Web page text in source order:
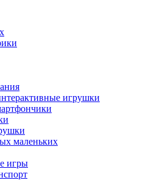
игрушки
маленьких
игры